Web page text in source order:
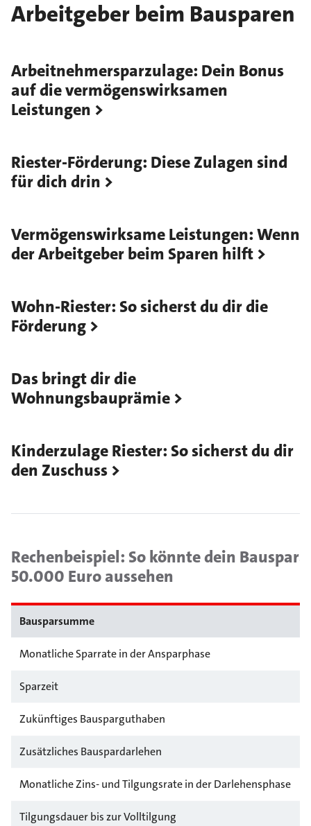
Arbeitgeber beim Bausparen
Arbeitnehmersparzulage: Dein Bonus
auf die vermögenswirksamen
Leistungen
Riester-Förderung: Diese Zulagen sind
für dich drin
Vermögenswirksame Leistungen: Wenn
der Arbeitgeber beim Sparen hilft
Wohn-Riester: So sicherst du dir die
Förderung
Das bringt dir die
Wohnungsbauprämie
Kinderzulage Riester: So sicherst du dir
den Zuschuss
Rechenbeispiel: So könnte dein
50.000 Euro aussehen
Bausparsumme
Monatliche Sparrate in der Ansparphase
Sparzeit
Zukünftiges Bausparguthaben
Zusätzliches Bauspardarlehen
Monatliche Zins- und Tilgungsrate in der Darlehensphase
Tilgungsdauer bis zur Volltilgung